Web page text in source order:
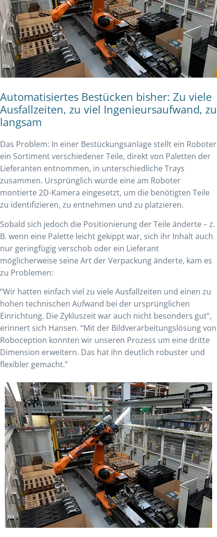
Automatisiertes Bestücken bisher: Zu viele
Ausfallzeiten, zu viel Ingenieursaufwand, zu
langsam
Das Problem: In einer Bestückungsanlage stellt ein Roboter
ein Sortiment verschiedener Teile, direkt von Paletten der
Lieferanten entnommen, in unterschiedliche Trays
zusammen. Ursprünglich wurde eine am Roboter
montierte 2D-Kamera eingesetzt, um die benötigten Teile
zu identifizieren, zu entnehmen und zu platzieren.
Sobald sich jedoch die Positionierung der Teile änderte – z.
B. wenn eine Palette leicht gekippt war, sich ihr Inhalt auch
nur geringfügig verschob oder ein Lieferant
möglicherweise seine Art der Verpackung änderte, kam es
zu Problemen:
“Wir hatten einfach viel zu viele Ausfallzeiten und einen zu
hohen technischen Aufwand bei der ursprünglichen
Einrichtung. Die Zykluszeit war auch nicht besonders gut”,
erinnert sich Hansen. “Mit der Bildverarbeitungslösung von
Roboception konnten wir unseren Prozess um eine dritte
Dimension erweitern. Das hat ihn deutlich robuster und
flexibler gemacht.”